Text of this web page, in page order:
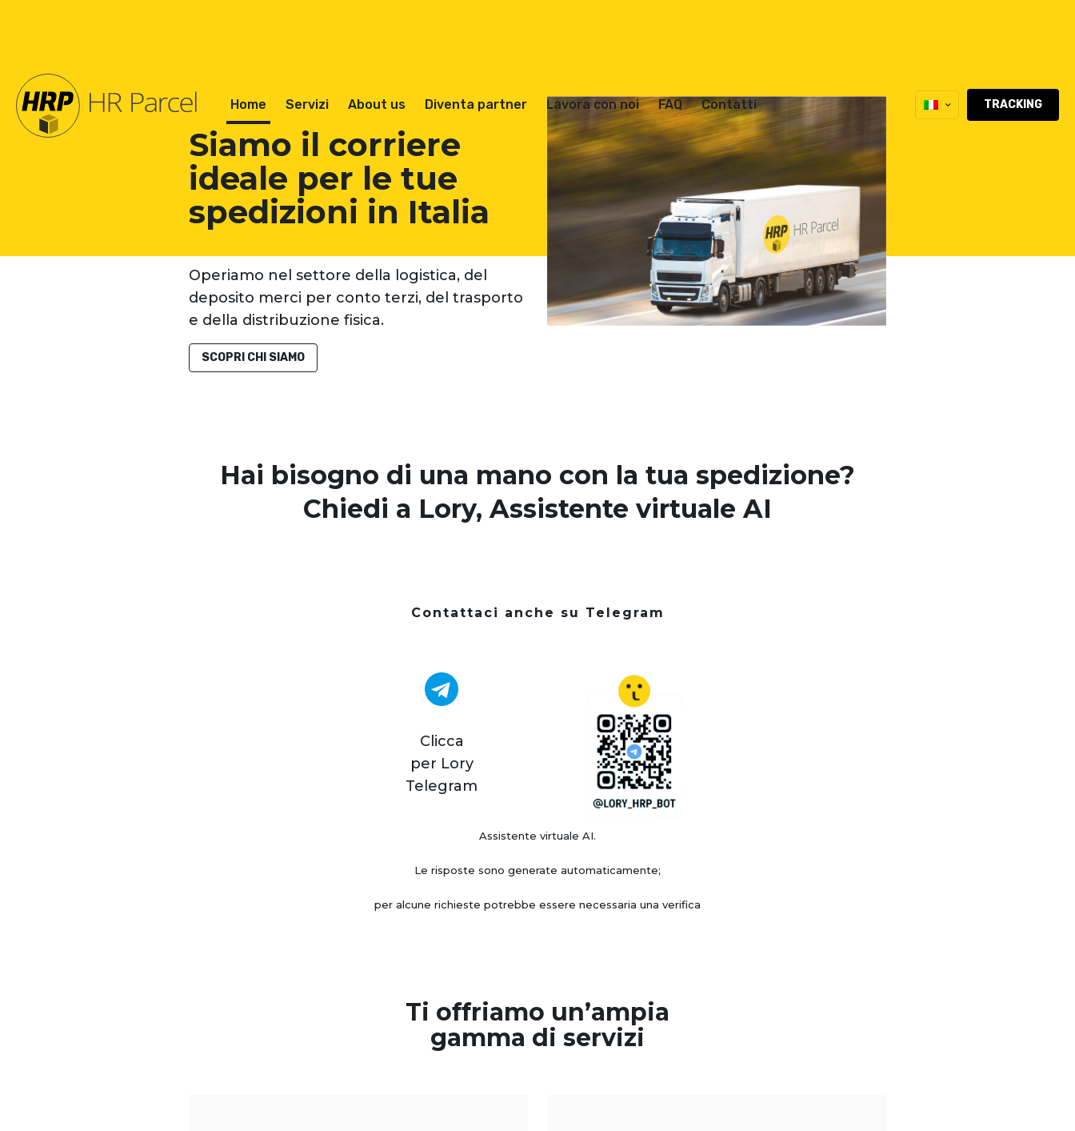
Home Servizi About us Diventa partner Lavora con noi FAQ Contatti TRACKING
Siamo il corriere
ideale per le tue
spedizioni in Italia
Operiamo nel settore della logistica, del
deposito merci per conto terzi, del trasporto
e della distribuzione fisica.
SCOPRI CHI SIAMO
Hai bisogno di una mano con la tua spedizione?
Chiedi a Lory, Assistente virtuale AI
Contattaci anche su Telegram
Clicca
per Lory
Telegram
Assistente virtuale AI.
Le risposte sono generate automaticamente;
per alcune richieste potrebbe essere necessaria una verifica
Ti offriamo un’ampia
gamma di servizi